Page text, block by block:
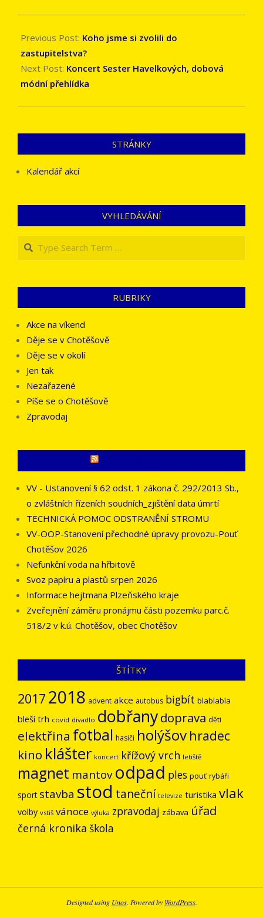
10-
15
Previous Post: Koho jsme si zvolili do
zastupitelstva?
Next Post: Koncert Sester Havelkových, dobová
módní přehlídka
STRÁNKY
Kalendář akcí
VYHLEDÁVÁNÍ
Search
RUBRIKY
Akce na víkend
Děje se v Chotěšově
Děje se v okolí
Jen tak
Nezařazené
Píše se o Chotěšově
Zpravodaj
VV - Ustanovení § 62 odst. 1 zákona č. 292/2013 Sb.,
o zvláštních řízeních soudních_zjištění data úmrtí
TECHNICKÁ POMOC ODSTRANĚNÍ STROMU
VV-OOP-Stanovení přechodné úpravy provozu-Pouť
Chotěšov 2026
Nefunkční voda na hřbitově
Svoz papíru a plastů srpen 2026
Informace hejtmana Plzeňského kraje
Zveřejnění záměru pronájmu části pozemku parc.č.
518/2 v k.ú. Chotěšov, obec Chotěšov
ŠTÍTKY
2017 2018 advent akce autobus bigbít blablabla
bleší trh covid divadlo dobřanydoprava děti
elektřina fotbal hasiči holýšov hradec
kino klášter koncert křížový vrch letiště
magnet mantov odpad ples pouť rybáři
sport stavba stod taneční televize turistika vlak
volby vstiš vánoce výluka zpravodaj zábava úřad
černá kronika škola
Designed using Unos. Powered by WordPress.